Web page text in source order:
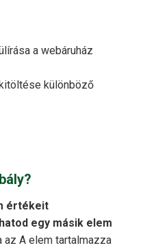
a webáruház
különböző
értékeit
egy másik elem
az A elem tartalmazza